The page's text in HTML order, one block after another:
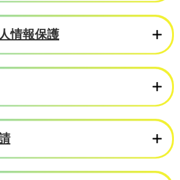
情報保護